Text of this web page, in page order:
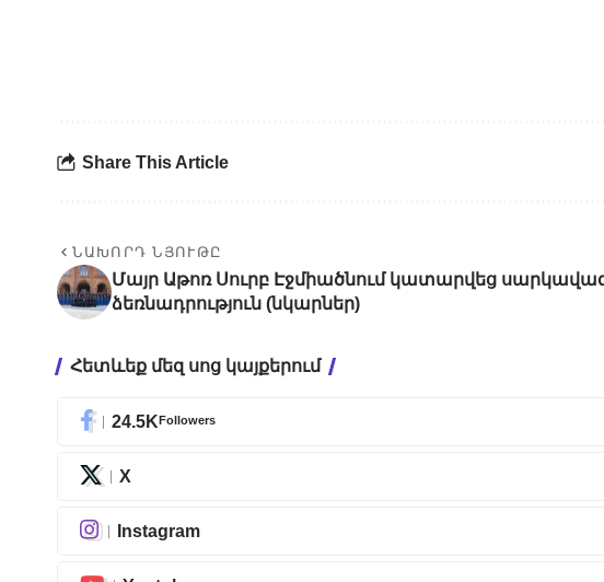
Share This Article
ՆԱԽՈՐԴ ՆՅՈՒԹԸ
Մայր Աթոռ Սուրբ Էջմիածնում կատարվեց
ձեռնադրություն (նկարներ)
Հետևեք մեզ սոց կայքերում
24.5KFollowers
X
Instagram